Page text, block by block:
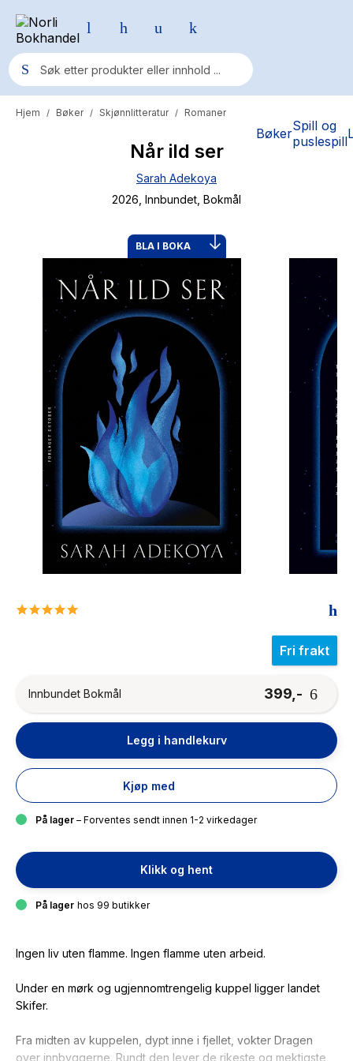
BøkerSpill og
puslespill
Populære søk
Fury Bound - Sable Sorensen
Elizabeth Strout
Hitster
Hypopressiv trening
The Housemaid
Hjem / Bøker / Skjønnlitteratur / Romaner
Når ild ser
Sarah Adekoya
2026 , Innbundet , Bokmål
BLA I BOKA
5.0
Fri frakt
Innbundet Bokmål 399,-
Legg i handlekurv
Kjøp med
På lager – Forventes sendt innen 1-2 virkedager
Klikk og hent
På lager hos 99 butikker
Ingen liv uten flamme. Ingen flamme uten arbeid.
Under en mørk og ugjennomtrengelig kuppel ligger landet
Skifer.
Fra midten av kuppelen, dypt inne i fjellet, vokter Dragen
over innbyggerne. Rundt den lever de rikeste og mektigste,